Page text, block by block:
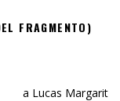
FRAGMENTO)
a Lucas Margarit